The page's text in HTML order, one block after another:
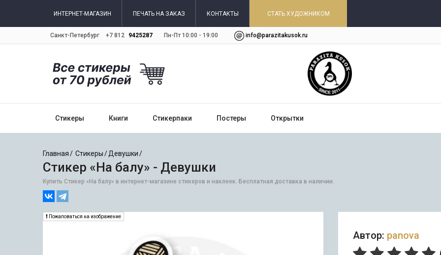
ИНТЕРНЕТ-МАГАЗИН ПЕЧАТЬ НА ЗАКАЗ КОНТАКТЫ СТАТЬ ХУДОЖНИКОМ
Санкт-Петербург +7 812 9425287 Пн-Пт 10:00 - 19:00 info@parazitakusok.ru
Стикеры Книги Стикерпаки Постеры Открытки
Главная Стикеры Девушки
Стикер «На балу» - Девушки
Купить Стикер «На балу» в интернет-магазине стикеров и наклеек. Бесплатная доставка в наличии.
Пожаловаться на изображение
Автор: panova